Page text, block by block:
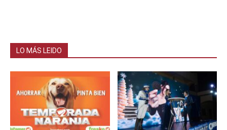
LO MÁS LEIDO